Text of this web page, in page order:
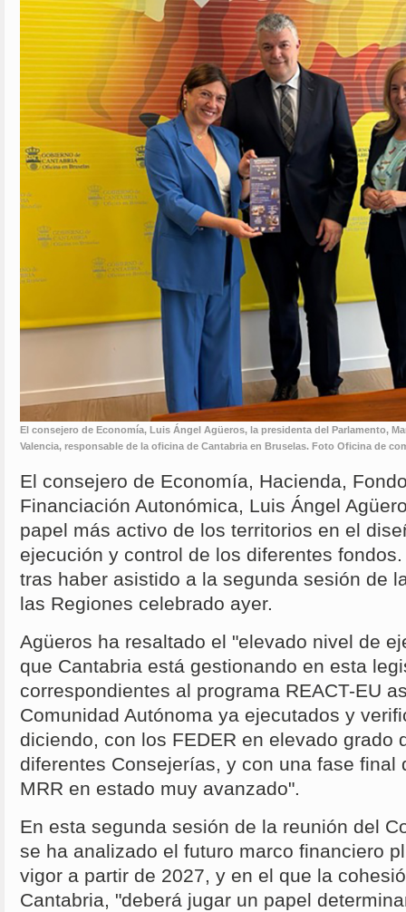
El consejero de Economía, Luis Ángel Agüeros, la presidenta del Parlamento,
Valencia, responsable de la oficina de Cantabria en Bruselas. Foto Oficina de
El consejero de Economía, Hacienda,
Financiación Autonómica, Luis Ángel
papel más activo de los territorios en el
ejecución y control de los diferentes
tras haber asistido a la segunda sesión de
las Regiones celebrado ayer.
Agüeros ha resaltado el "elevado nivel de
que Cantabria está gestionando en esta
correspondientes al programa REACT-EU
Comunidad Autónoma ya ejecutados y
diciendo, con los FEDER en elevado grado
diferentes Consejerías, y con una fase final
MRR en estado muy avanzado".
En esta segunda sesión de la reunión del
se ha analizado el futuro marco financiero
vigor a partir de 2027, y en el que la
Cantabria, "deberá jugar un papel